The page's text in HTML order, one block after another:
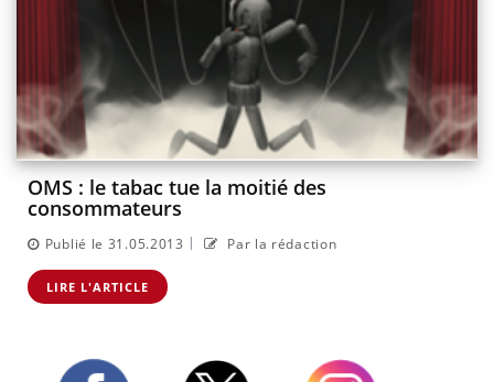
OMS : le tabac tue la moitié des
consommateurs
Publié le 31.05.2013 | Par la rédaction
LIRE L'ARTICLE